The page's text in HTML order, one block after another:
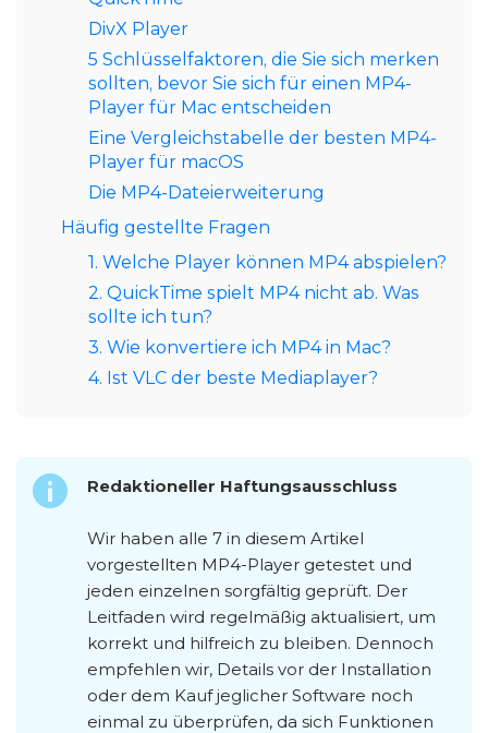
DivX Player
5 Schlüsselfaktoren, die Sie sich merken
sollten, bevor Sie sich für einen MP4-
Player für Mac entscheiden
Eine Vergleichstabelle der besten MP4-
Player für macOS
Die MP4-Dateierweiterung
Häufig gestellte Fragen
1. Welche Player können MP4 abspielen?
2. QuickTime spielt MP4 nicht ab. Was
sollte ich tun?
3. Wie konvertiere ich MP4 in Mac?
4. Ist VLC der beste Mediaplayer?
Redaktioneller Haftungsausschluss
Wir haben alle 7 in diesem Artikel
vorgestellten MP4-Player getestet und
jeden einzelnen sorgfältig geprüft. Der
Leitfaden wird regelmäßig aktualisiert, um
korrekt und hilfreich zu bleiben. Dennoch
empfehlen wir, Details vor der Installation
oder dem Kauf jeglicher Software noch
einmal zu überprüfen, da sich Funktionen